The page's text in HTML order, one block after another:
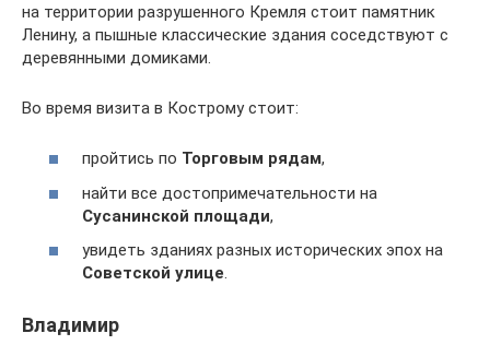
на территории разрушенного Кремля стоит памятник
Ленину, а пышные классические здания соседствуют с
деревянными домиками.
Во время визита в Кострому стоит:
пройтись по Торговым рядам,
найти все достопримечательности на
Сусанинской площади,
увидеть зданиях разных исторических эпох на
Советской улице.
Владимир